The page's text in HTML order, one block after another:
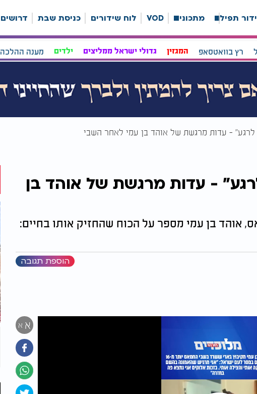
תפילה מתכונים VOD לוח שידורים כניסת שבת דרושים
רץ בוואטסאפ המגזין גדולי ישראל ממליצים ילדים מענה ההלכה
- עדות מרגשת של אוהד בן עמי לאחר השבי
- עדות מרגשת של אוהד בן
אוהד בן עמי מספר על הכוח שהחזיק אותו בחיים:
הוספת תגובה
א א